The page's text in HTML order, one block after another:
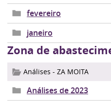
fevereiro
janeiro
Zona de
Análises - ZA MOITA
Análises de 2023